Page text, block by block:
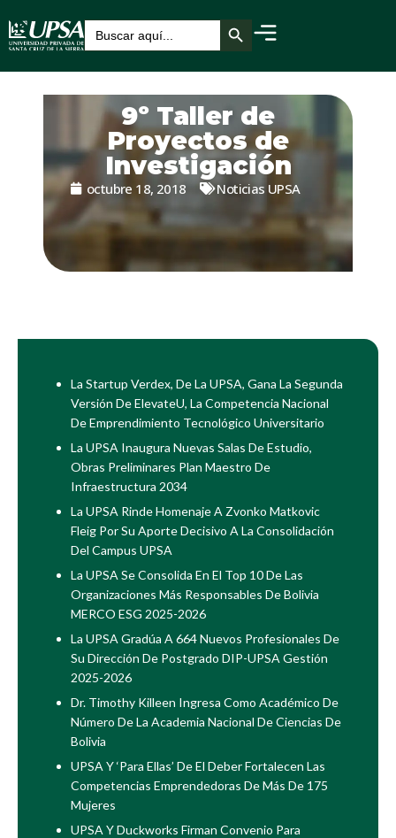
Buscar: Botón de búsqueda
9º Taller de
Proyectos de
Investigación
octubre 18, 2018 Noticias UPSA
La Startup Verdex, De La UPSA, Gana La Segunda
Versión De ElevateU, La Competencia Nacional
De Emprendimiento Tecnológico Universitario
La UPSA Inaugura Nuevas Salas De Estudio,
Obras Preliminares Plan Maestro De
Infraestructura 2034
La UPSA Rinde Homenaje A Zvonko Matkovic
Fleig Por Su Aporte Decisivo A La Consolidación
Del Campus UPSA
La UPSA Se Consolida En El Top 10 De Las
Organizaciones Más Responsables De Bolivia
MERCO ESG 2025-2026
La UPSA Gradúa A 664 Nuevos Profesionales De
Su Dirección De Postgrado DIP-UPSA Gestión
2025-2026
Dr. Timothy Killeen Ingresa Como Académico De
Número De La Academia Nacional De Ciencias De
Bolivia
UPSA Y ‘Para Ellas’ De El Deber Fortalecen Las
Competencias Emprendedoras De Más De 175
Mujeres
UPSA Y Duckworks Firman Convenio Para